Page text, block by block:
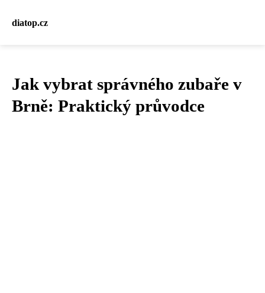
diatop.cz
Jak vybrat správného zubaře v
Brně: Praktický průvodce